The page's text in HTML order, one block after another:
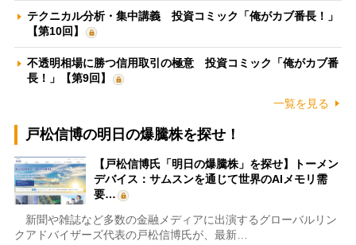
テクニカル分析・集中講義 投資コミック「俺がカブ番長！」
【第10回】
不透明相場に勝つ信用取引の極意 投資コミック「俺がカブ番
長！」【第9回】
一覧を見る
戸松信博の明日の爆騰株を探せ！
【戸松信博氏「明日の爆騰株」を探せ】トーメン
デバイス：サムスンを通じて世界のAIメモリ需
要…
新聞や雑誌など多数の金融メディアに出演するグローバルリン
クアドバイザーズ代表の戸松信博氏が、最新…